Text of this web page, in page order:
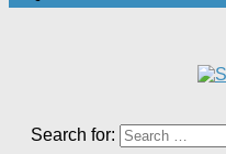
Search for: